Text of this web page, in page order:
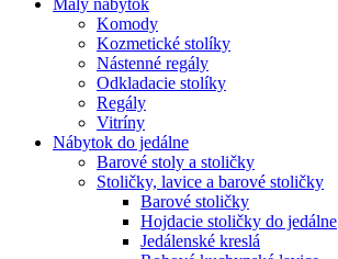
Komody
Kozmetické stolíky
Nástenné regály
Odkladacie stolíky
Regály
Vitríny
Nábytok do jedálne
Barové stoly a stoličky
Stoličky, lavice a barové stoličky
Barové stoličky
Hojdacie stoličky do jedálne
Jedálenské kreslá